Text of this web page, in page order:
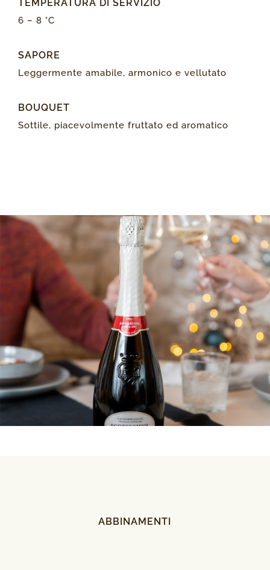
TEMPERATURA DI SERVIZIO
6 – 8 °C
SAPORE
Leggermente amabile, armonico e vellutato
BOUQUET
Sottile, piacevolmente fruttato ed aromatico
ABBINAMENTI